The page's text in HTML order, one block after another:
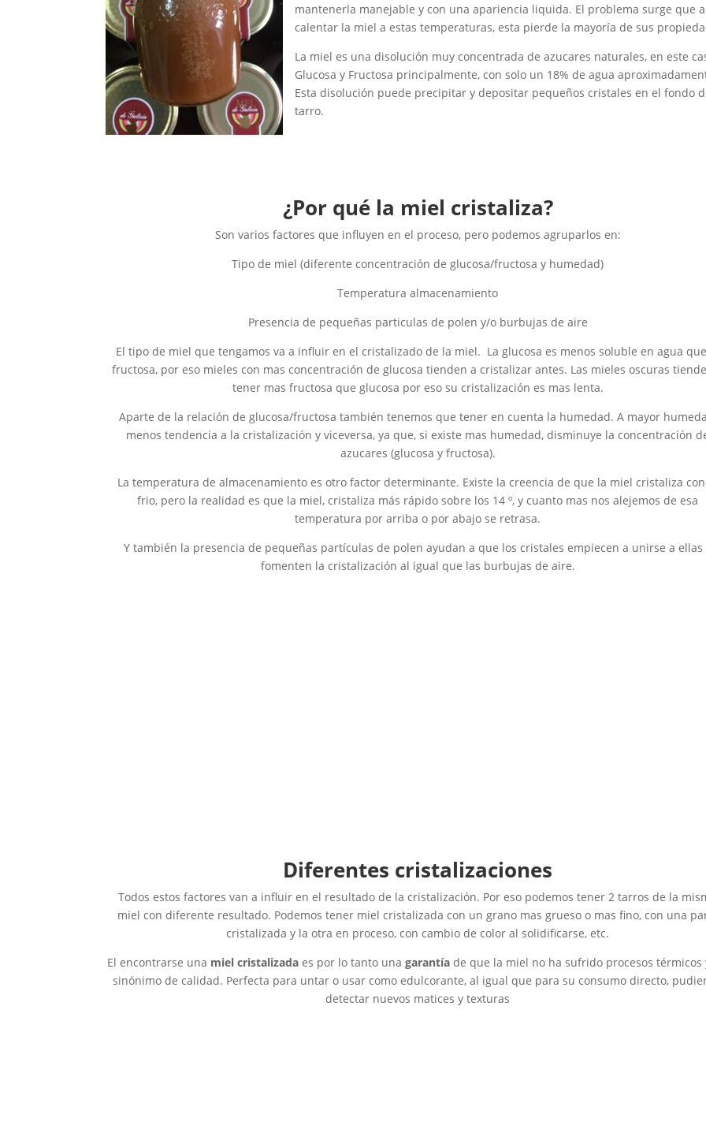
mantenerla manejable y con una apariencia liquida. El problema surge que
calentar la miel a estas temperaturas, esta pierde la mayoría de sus
La miel es una disolución muy concentrada de azucares naturales, en este
Glucosa y Fructosa principalmente, con solo un 18% de agua
Esta disolución puede precipitar y depositar pequeños cristales en el fondo
tarro.
¿Por qué la miel cristaliza?
Son varios factores que influyen en el proceso, pero podemos agruparlos en:
Tipo de miel (diferente concentración de glucosa/fructosa y humedad)
Temperatura almacenamiento
Presencia de pequeñas particulas de polen y/o burbujas de aire
El tipo de miel que tengamos va a influir en el cristalizado de la miel. La glucosa es menos soluble en agua
fructosa, por eso mieles con mas concentración de glucosa tienden a cristalizar antes. Las mieles oscuras
tener mas fructosa que glucosa por eso su cristalización es mas lenta.
Aparte de la relación de glucosa/fructosa también tenemos que tener en cuenta la humedad. A mayor
menos tendencia a la cristalización y viceversa, ya que, si existe mas humedad, disminuye la concentración
azucares (glucosa y fructosa).
La temperatura de almacenamiento es otro factor determinante. Existe la creencia de que la miel cristaliza
frio, pero la realidad es que la miel, cristaliza más rápido sobre los 14 º, y cuanto mas nos alejemos de esa
temperatura por arriba o por abajo se retrasa.
Y también la presencia de pequeñas partículas de polen ayudan a que los cristales empiecen a unirse a ellas
fomenten la cristalización al igual que las burbujas de aire.
Diferentes cristalizaciones
Todos estos factores van a influir en el resultado de la cristalización. Por eso podemos tener 2 tarros de la
miel con diferente resultado. Podemos tener miel cristalizada con un grano mas grueso o mas fino, con una
cristalizada y la otra en proceso, con cambio de color al solidificarse, etc.
El encontrarse una miel cristalizada es por lo tanto unagarantía de que la miel no ha sufrido procesos térmicos
sinónimo de calidad. Perfecta para untar o usar como edulcorante, al igual que para su consumo directo,
detectar nuevos matices y texturas